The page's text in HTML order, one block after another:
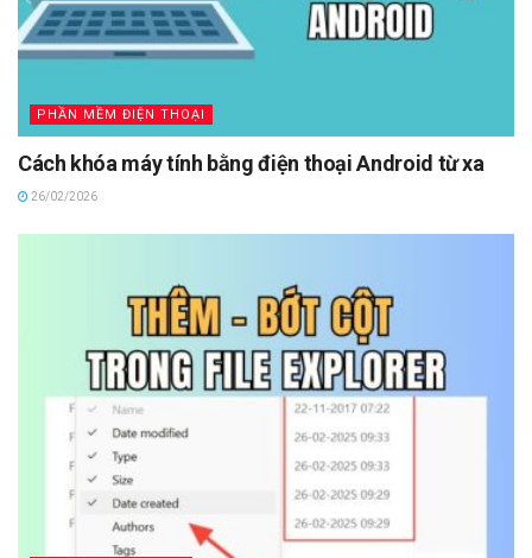
PHẦN MỀM ĐIỆN THOẠI
Cách khóa máy tính bằng điện thoại Android từ xa
26/02/2026